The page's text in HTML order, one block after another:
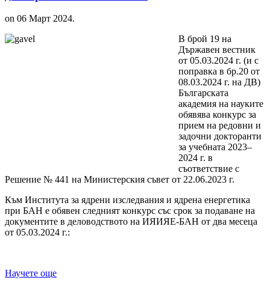
on 06 Март 2024.
В брой 19 на
Държавен вестник
от 05.03.2024 г. (и с
поправка в бр.20 от
08.03.2024 г. на ДВ)
Българската
академия на науките
обявява конкурс за
прием на редовни и
задочни докторанти
за учебната 2023–
2024 г. в
съответствие с
Решение № 441 на Министерския съвет от 22.06.2023 г.
Към Института за ядрени изследвания и ядрена енергетика
при БАН е обявен следният конкурс със срок за подаване на
документите в деловодството на ИЯИЯЕ-БАН от два месеца
от 05.03.2024 г.:
Научете още